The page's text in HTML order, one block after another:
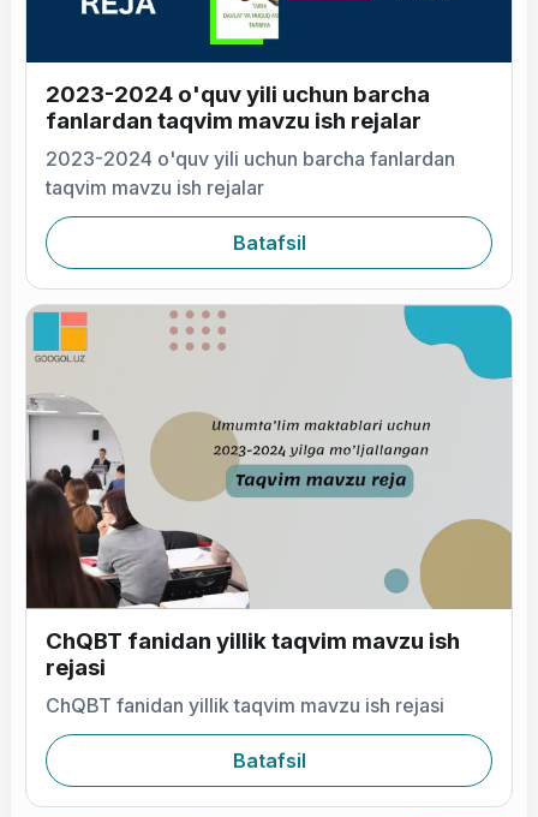
2023-2024 o'quv yili uchun barcha
fanlardan taqvim mavzu ish rejalar
2023-2024 o'quv yili uchun barcha fanlardan
taqvim mavzu ish rejalar
Batafsil
ChQBT fanidan yillik taqvim mavzu ish
rejasi
ChQBT fanidan yillik taqvim mavzu ish rejasi
Batafsil